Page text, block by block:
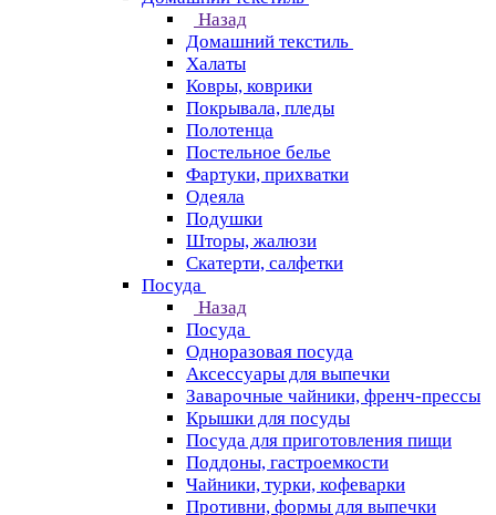
Назад
Домашний текстиль
Халаты
Ковры, коврики
Покрывала, пледы
Полотенца
Постельное белье
Фартуки, прихватки
Одеяла
Подушки
Шторы, жалюзи
Скатерти, салфетки
Посуда
Назад
Посуда
Одноразовая посуда
Аксессуары для выпечки
Заварочные чайники, френч-прессы
Крышки для посуды
Посуда для приготовления пищи
Поддоны, гастроемкости
Чайники, турки, кофеварки
Противни, формы для выпечки